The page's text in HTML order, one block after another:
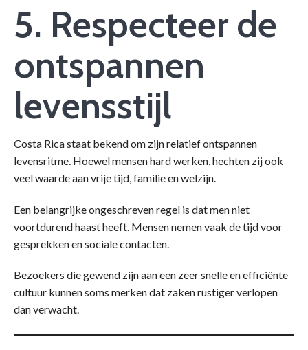
5. Respecteer de
ontspannen
levensstijl
Costa Rica staat bekend om zijn relatief ontspannen
levensritme. Hoewel mensen hard werken, hechten zij ook
veel waarde aan vrije tijd, familie en welzijn.
Een belangrijke ongeschreven regel is dat men niet
voortdurend haast heeft. Mensen nemen vaak de tijd voor
gesprekken en sociale contacten.
Bezoekers die gewend zijn aan een zeer snelle en efficiënte
cultuur kunnen soms merken dat zaken rustiger verlopen
dan verwacht.